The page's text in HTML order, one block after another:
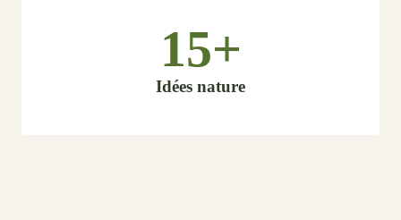
15+
Idées nature